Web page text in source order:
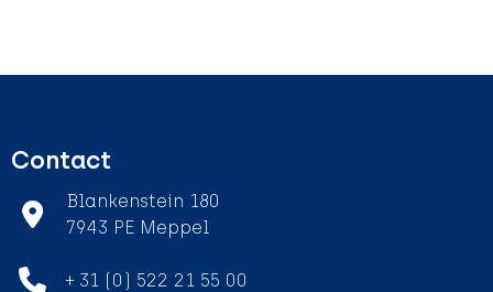
Contact
Blankenstein 180
7943 PE Meppel
+ 31 (0) 522 21 55 00